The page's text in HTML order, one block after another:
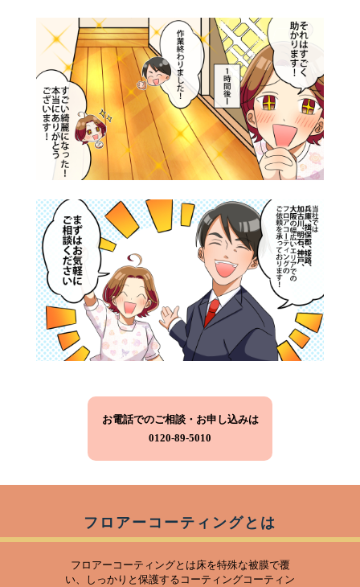
お電話でのご相談・お申し込みは
0120-89-5010
フロアーコーティングとは
フロアーコーティングとは床を特殊な被膜で覆
い、しっかりと保護するコーティングコーティン